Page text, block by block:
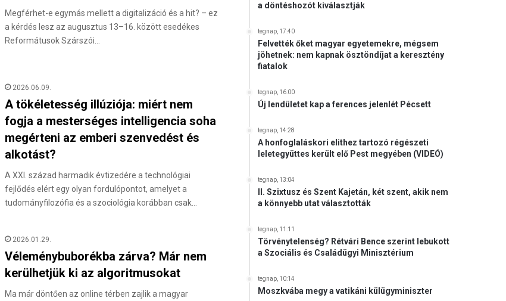
Megférhet-e egymás mellett a digitalizáció és a hit? – ez
a kérdés lesz az augusztus 13–16. között esedékes
Reformátusok Szárszói…
2026.06.09.
A tökéletesség illúziója: miért nem
fogja a mesterséges intelligencia soha
megérteni az emberi szenvedést és
alkotást?
A XXI. század harmadik évtizedére a technológiai
fejlődés elért egy olyan fordulópontot, amelyet a
tudományfilozófia és a szociológia korábban csak…
2026.01.29.
Véleménybuborékba zárva? Már nem
kerülhetjük ki az algoritmusokat
Ma már döntően az online térben zajlik a magyar
a döntéshozót kiválasztják
tegnap, 17:40
Felvették őket magyar egyetemekre, mégsem
jöhetnek: nem kapnak ösztöndíjat a keresztény
fiatalok
tegnap, 16:00
Új lendületet kap a ferences jelenlét Pécsett
tegnap, 14:28
A honfoglaláskori elithez tartozó régészeti
leletegyüttes került elő Pest megyében (VIDEÓ)
tegnap, 13:04
II. Szixtusz és Szent Kajetán, két szent, akik nem
a könnyebb utat választották
tegnap, 11:11
Törvénytelenség? Rétvári Bence szerint lebukott
a Szociális és Családügyi Minisztérium
tegnap, 10:14
Moszkvába megy a vatikáni külügyminiszter